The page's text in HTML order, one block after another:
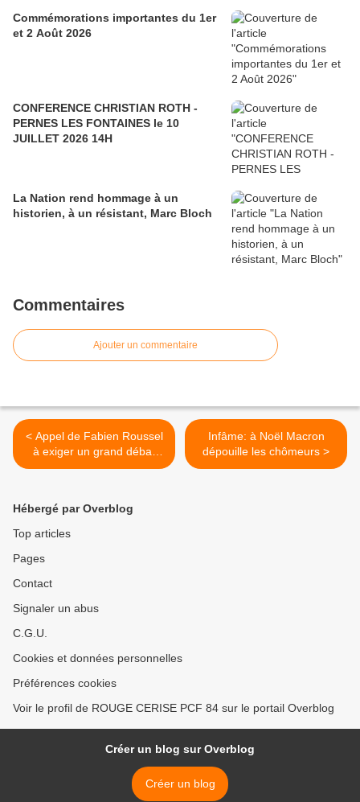
Commémorations importantes du 1er
et 2 Août 2026
CONFERENCE CHRISTIAN ROTH -
PERNES LES FONTAINES le 10
JUILLET 2026 14H
La Nation rend hommage à un
historien, à un résistant, Marc Bloch
Commentaires
Ajouter un commentaire
< Appel de Fabien Roussel
à exiger un grand débat
démocratique pour une
Infâme: à Noël Macron
dépouille les chômeurs >
Hébergé par Overblog
Top articles
Pages
Contact
Signaler un abus
C.G.U.
Cookies et données personnelles
Préférences cookies
Voir le profil de ROUGE CERISE PCF 84 sur le portail Overblog
Créer un blog sur Overblog
Créer un blog